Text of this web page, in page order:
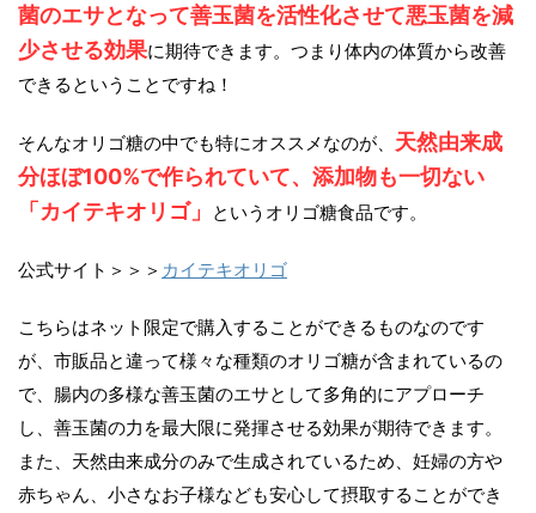
菌のエサとなって善玉菌を活性化させて悪玉菌を減
少させる効果に期待できます。つまり体内の体質から改善
できるということですね！
そんなオリゴ糖の中でも特にオススメなのが、 天然由来成
分ほぼ100%で作られていて、添加物も一切ない
「カイテキオリゴ」
というオリゴ糖食品です。
公式サイト＞＞＞ カイテキオリゴ
こちらはネット限定で購入することができるものなのです
が、市販品と違って様々な種類のオリゴ糖が含まれているの
で、腸内の多様な善玉菌のエサとして多角的にアプローチ
し、善玉菌の力を最大限に発揮させる効果が期待できます。
また、天然由来成分のみで生成されているため、妊婦の方や
赤ちゃん、小さなお子様なども安心して摂取することができ